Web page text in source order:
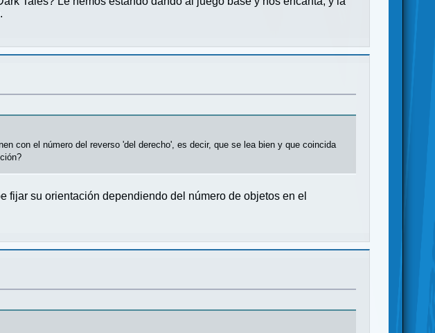
con el número del reverso 'del derecho', es decir, que se lea bien y que coincida
fijar su orientación dependiendo del número de objetos en el